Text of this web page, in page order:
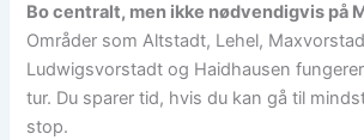
Bo centralt, men ikke nødvendigvis på
Områder som Altstadt, Lehel,
Ludwigsvorstadt og Haidhausen
tur. Du sparer tid, hvis du kan gå til
stop.